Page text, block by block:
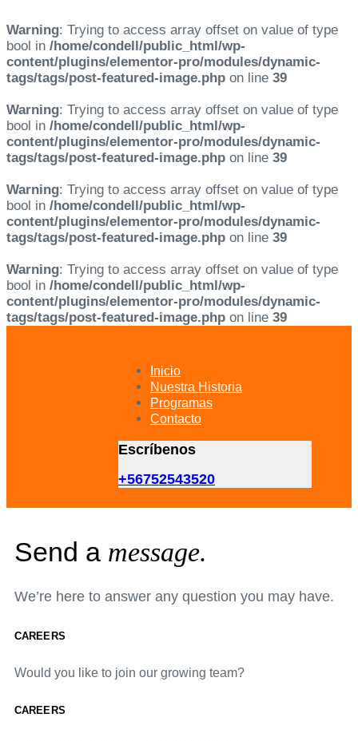
Warning: Trying to access array offset on value of type
bool in /home/condell/public_html/wp-
content/plugins/elementor-pro/modules/dynamic-
tags/tags/post-featured-image.php on line 39
Warning: Trying to access array offset on value of type
bool in /home/condell/public_html/wp-
content/plugins/elementor-pro/modules/dynamic-
tags/tags/post-featured-image.php on line 39
Warning: Trying to access array offset on value of type
bool in /home/condell/public_html/wp-
content/plugins/elementor-pro/modules/dynamic-
tags/tags/post-featured-image.php on line 39
Warning: Trying to access array offset on value of type
bool in /home/condell/public_html/wp-
content/plugins/elementor-pro/modules/dynamic-
tags/tags/post-featured-image.php on line 39
Inicio
Nuestra Historia
Programas
Contacto
Escríbenos
+56752543520
Send a message.
We’re here to answer any question you may have.
CAREERS
Would you like to join our growing team?
CAREERS